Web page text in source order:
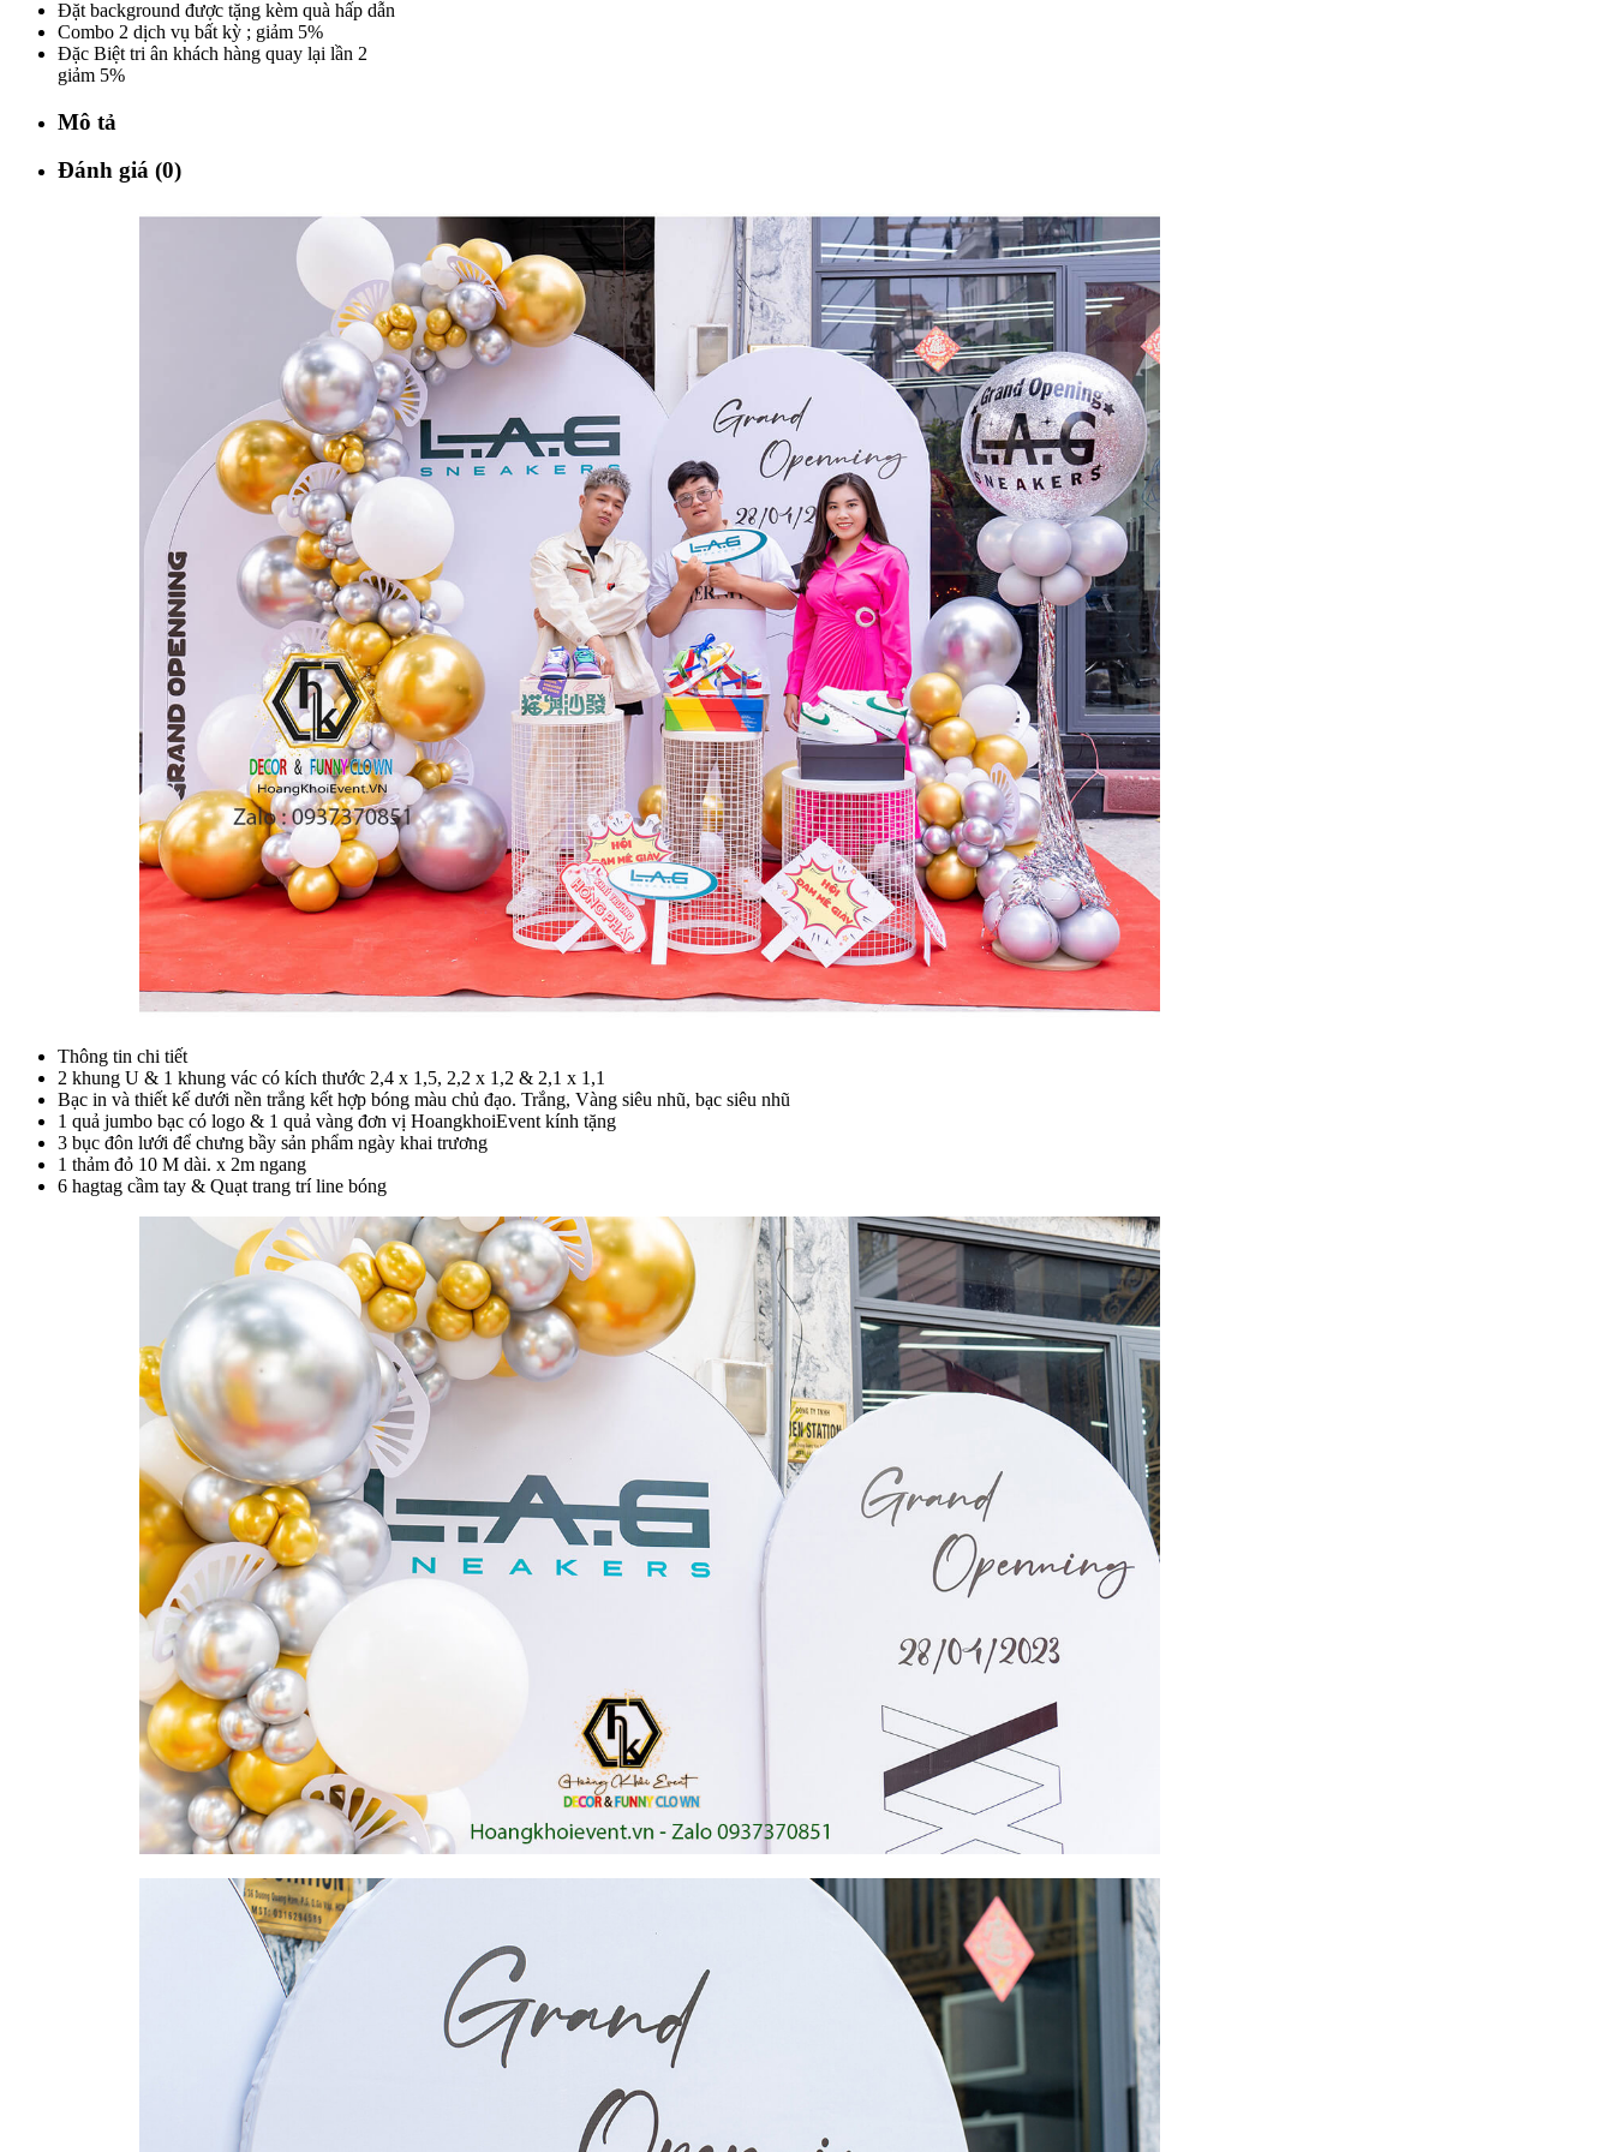
Đặt background được tặng kèm quà hấp dẫn
Combo 2 dịch vụ bất kỳ ; giảm 5%
Đặc Biệt tri ân khách hàng quay lại lần 2
giảm 5%
Mô tả
Đánh giá (0)
Thông tin chi tiết
2 khung U & 1 khung vác có kích thước 2,4 x 1,5, 2,2 x 1,2 & 2,1 x 1,1
Bạc in và thiết kế dưới nền trắng kết hợp bóng màu chủ đạo. Trắng, Vàng siêu nhũ, bạc siêu nhũ
1 quả jumbo bạc có logo & 1 quả vàng đơn vị HoangkhoiEvent kính tặng
3 bục đôn lưới để chưng bầy sản phẩm ngày khai trương
1 thảm đỏ 10 M dài. x 2m ngang
6 hagtag cầm tay & Quạt trang trí line bóng